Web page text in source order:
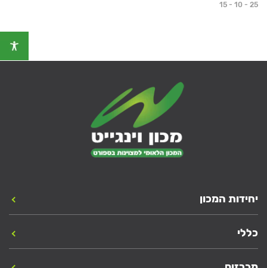
15 - 10 - 25
יחידות המכון
כללי